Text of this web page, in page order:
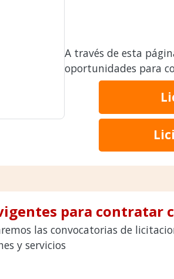
A través de esta
oportunidades para
para contratar
las convocatorias de
y servicios